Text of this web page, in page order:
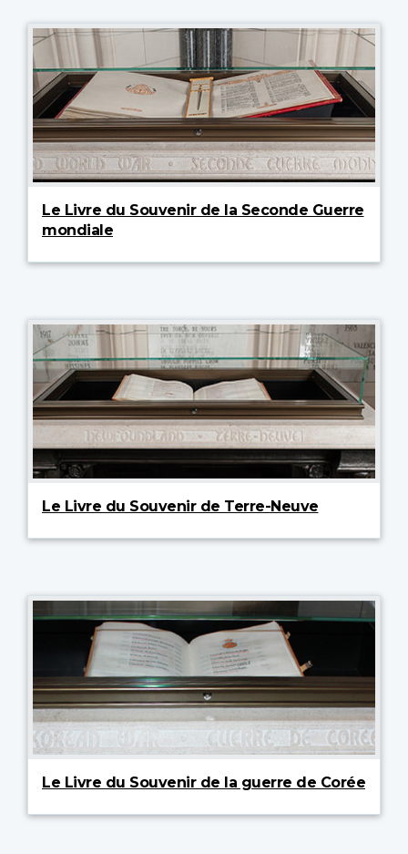
Le Livre du Souvenir de la Seconde Guerre
mondiale
Le Livre du Souvenir de Terre-Neuve
Le Livre du Souvenir de la guerre de Corée